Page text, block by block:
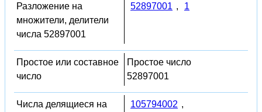
Разложение на
множители, делители
числа 52897001
52897001 , 1
Простое или составное
число
Простое число
52897001
Числа делящиеся на
105794002 ,